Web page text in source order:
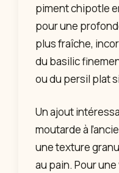
piment chipotle
pour une
plus fraîche,
du basilic
ou du persil plat
Un ajout
moutarde à
une texture
au pain. Pour